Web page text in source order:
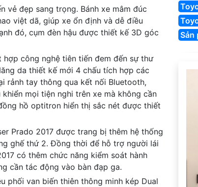
vẻ đẹp sang trọng. Bánh xe mâm đúc
việt dã, giúp xe ổn định và dễ điều
đó, cụm đèn hậu được thiết kế 3D góc
hợp công nghệ tiên tiến đem đến sự thư
da thiết kế mới 4 chấu tích hợp các
rảnh tay thông qua kết nối Bluetooth,
mọi tiện nghi trên xe mà không cần
hồ optitron hiển thị sắc nét được thiết
Prado 2017 được trang bị thêm hệ thống
ghế thứ 2. Đồng thời để hỗ trợ người lái
có thêm chức năng kiểm soát hành
cần tác động vào bàn đạp ga.
phối van biến thiên thông minh kép Dual
Sản